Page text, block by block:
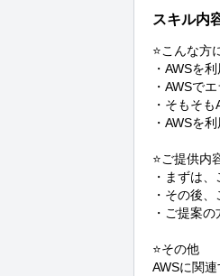
スキル内
⭐こんな方
・AWSを
・AWSで
・そもそ
・AWSを
⭐ご提供内
・まずは
・その後
・ご提案
⭐その他
AWSに関